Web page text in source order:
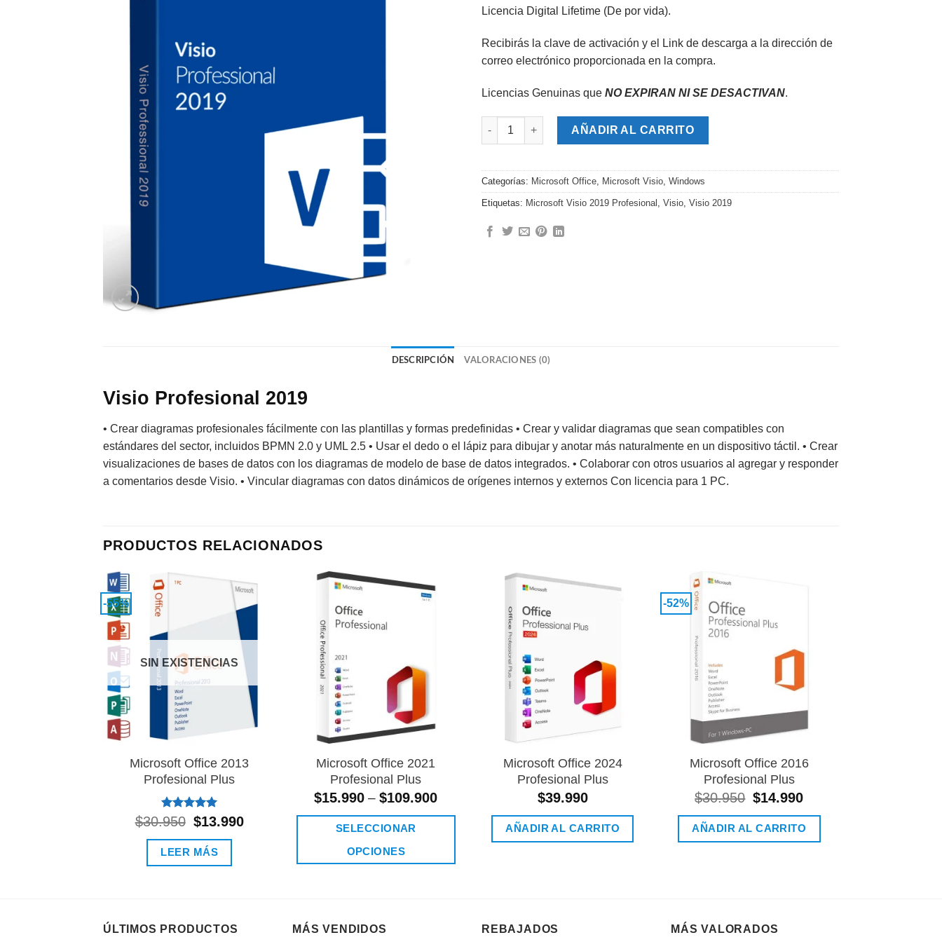
Licencia Digital Lifetime (De por vida).
Recibirás la clave de activación y el Link de descarga a la dirección de
correo electrónico proporcionada en la compra.
Licencias Genuinas que NO EXPIRAN NI SE DESACTIVAN.
Microsoft Visio 2019 Profesional cantidad
AÑADIR AL CARRITO
Categorías: Microsoft Office Microsoft Visio Windows
Etiquetas: Microsoft Visio 2019 Profesional Visio Visio 2019
DESCRIPCIÓN VALORACIONES (0)
Visio Profesional 2019
• Crear diagramas profesionales fácilmente con las plantillas y formas predefinidas • Crear y validar diagramas que sean compatibles con
estándares del sector, incluidos BPMN 2.0 y UML 2.5 • Usar el dedo o el lápiz para dibujar y anotar más naturalmente en un dispositivo táctil. • Crear
visualizaciones de bases de datos con los diagramas de modelo de base de datos integrados. • Colaborar con otros usuarios al agregar y responder
a comentarios desde Visio. • Vincular diagramas con datos dinámicos de orígenes internos y externos Con licencia para 1 PC.
PRODUCTOS RELACIONADOS
-55%
Añadir
lista de
deseos
SIN EXISTENCIAS
Microsoft Office 2013
Profesional Plus
Valorado
con5.00
de 5
$30.950 El
original
era:
$13.990El
LEER MÁS
Microsoft Office 2021
Profesional Plus
$15.990 –$109.900
SELECCIONAR
OPCIONES
múltiples
Microsoft Office 2024
Profesional Plus
$39.990
AÑADIR AL CARRITO
-52%
Microsoft Office 2016
Profesional Plus
$30.950 El
original
era:
$14.990El
actual
es:
AÑADIR AL CARRITO
ÚLTIMOS PRODUCTOS MÁS VENDIDOS REBAJADOS MÁS VALORADOS